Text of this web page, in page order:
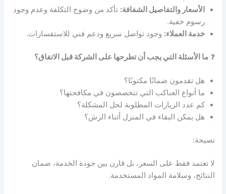
الأسعار والتفاصيل الشفافة: تأكد من وضوح التكلفة وعدم وجود
رسوم خفية.
خدمة العملاء: وجود تواصل سريع ودعم فني للاستفسارات.
❓ما الأسئلة التي يجب أن تطرحها على الشركة قبل الاتفاق؟
هل تقدمون ضمانًا مكتوبًا؟
ما أنواع العناكب التي تتخصصون في مكافحتها؟
كم عدد الزيارات المطلوبة لحل المشكلة؟
هل يمكن البقاء في المنزل أثناء الرش؟
نصيحة:
لا تعتمد فقط على السعر، بل قارن بين جودة الخدمة، ضمان
النتائج، وسلامة المواد المستخدمة.